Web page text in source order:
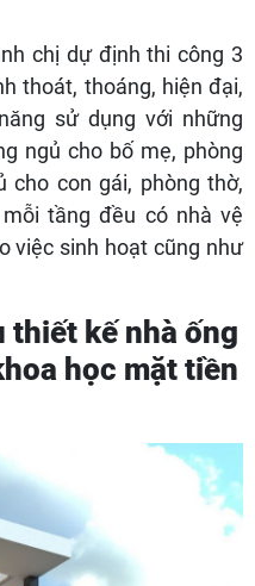
chị dự định thi công 3
thoát, thoáng, hiện đại,
sử dụng với những
ngủ cho bố mẹ, phòng
cho con gái, phòng thờ,
tầng đều có nhà vệ
việc sinh hoạt cũng như
thiết kế nhà ống
học mặt tiền